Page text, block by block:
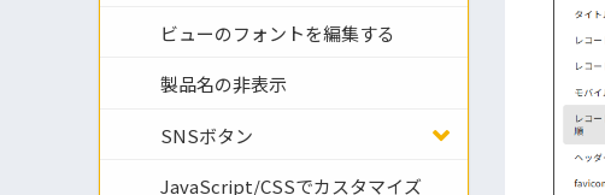
ビューのフォントを編集する
製品名の非表示
SNSボタン
JavaScript/CSSでカスタマイズ